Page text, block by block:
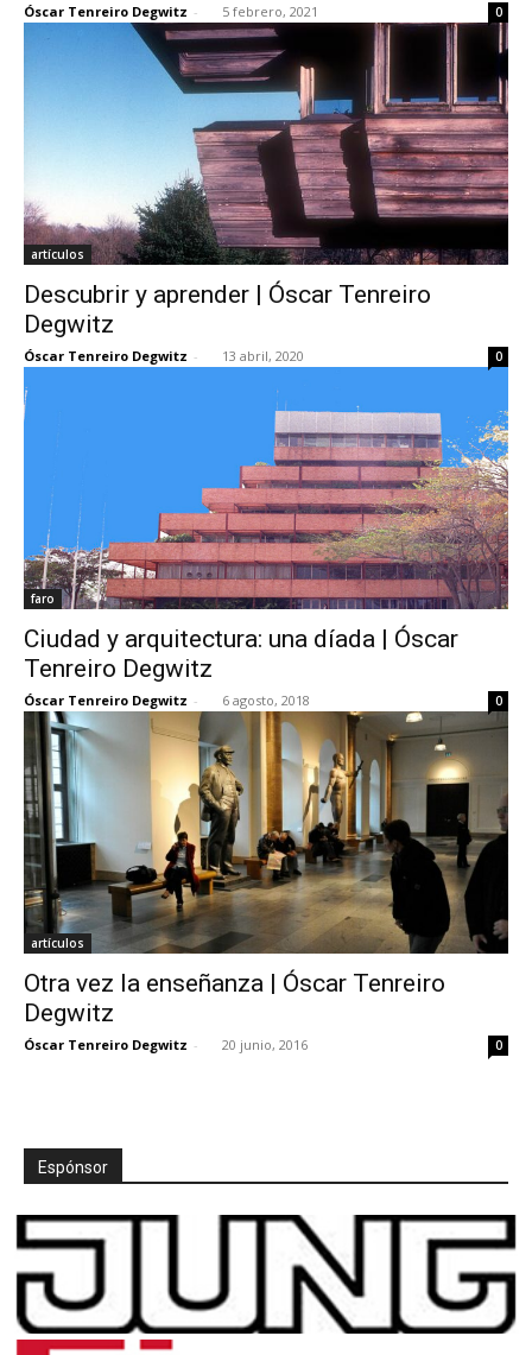
Óscar Tenreiro Degwitz - 5 febrero, 2021 0
artículos
Descubrir y aprender | Óscar Tenreiro
Degwitz
Óscar Tenreiro Degwitz - 13 abril, 2020 0
faro
Ciudad y arquitectura: una díada | Óscar
Tenreiro Degwitz
Óscar Tenreiro Degwitz - 6 agosto, 2018 0
artículos
Otra vez la enseñanza | Óscar Tenreiro
Degwitz
Óscar Tenreiro Degwitz - 20 junio, 2016 0
Espónsor